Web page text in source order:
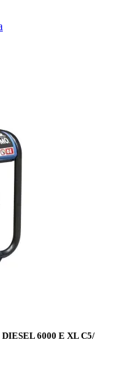
DIESEL 6000 Е XL C5/